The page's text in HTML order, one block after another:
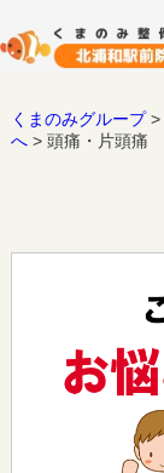
くまのみグループ>
へ> 頭痛・片頭痛